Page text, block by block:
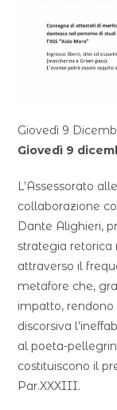
Giovedì 9
Giovedì 9
L’Assessorato
collaborazione
Dante Alighieri,
strategia retorica
attraverso il
metafore che,
impatto,
discorsiva
al poeta-
costituiscono il
Par.XXXIII.